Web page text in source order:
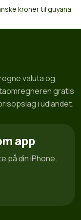
kroner til guyana
valuta og
gratis
i udlandet.
app
på din iPhone.